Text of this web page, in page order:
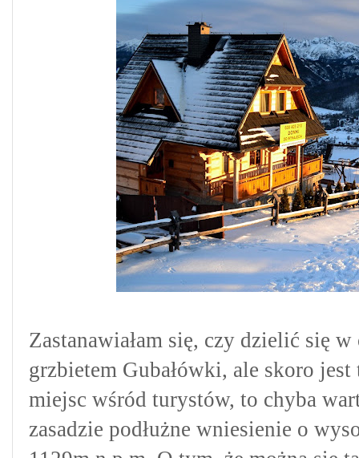
Zastanawiałam się, czy dzielić się
grzbietem Gubałówki, ale skoro
miejsc wśród turystów, to chyba
zasadzie podłużne wniesienie o